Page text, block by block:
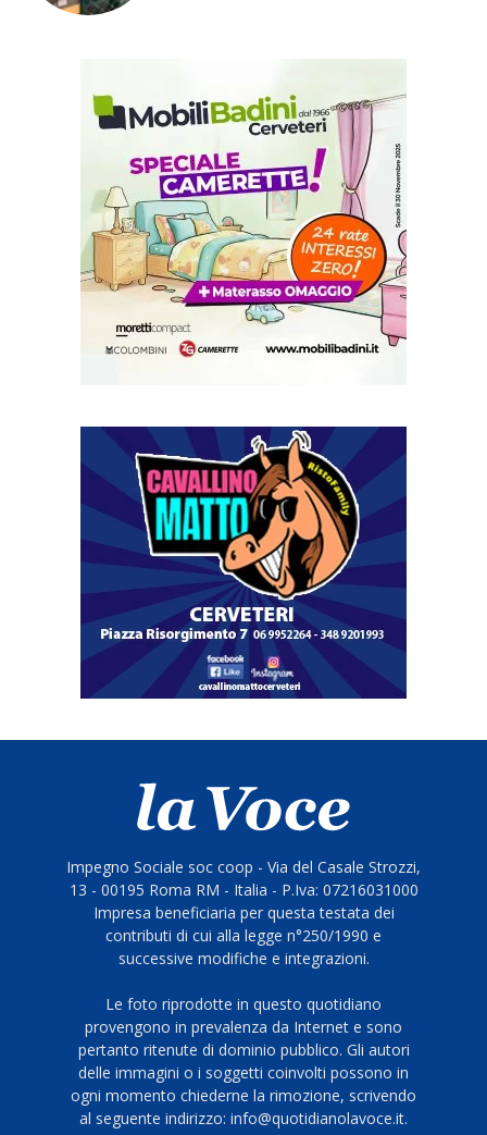
Impegno Sociale soc coop - Via del Casale Strozzi,
13 - 00195 Roma RM - Italia - P.Iva: 07216031000
Impresa beneficiaria per questa testata dei
contributi di cui alla legge n°250/1990 e
successive modifiche e integrazioni.
Le foto riprodotte in questo quotidiano
provengono in prevalenza da Internet e sono
pertanto ritenute di dominio pubblico. Gli autori
delle immagini o i soggetti coinvolti possono in
ogni momento chiederne la rimozione, scrivendo
al seguente indirizzo: info@quotidianolavoce.it.